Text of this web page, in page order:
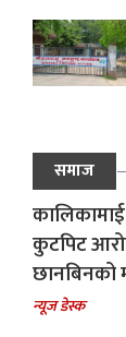
समाज
कालिकामाई
कुटपिट
छानबिनको
न्यूज डेस्क